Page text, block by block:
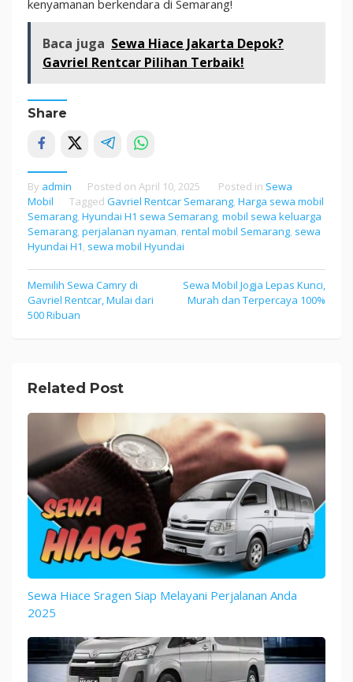
kenyamanan berkendara di Semarang!
Baca juga Sewa Hiace Jakarta Depok?
Gavriel Rentcar Pilihan Terbaik!
Share
By admin Posted on April 10, 2025 Posted in Sewa
Mobil
Tagged Gavriel Rentcar Semarang, Harga sewa mobil
Semarang, Hyundai H1 sewa Semarang, mobil sewa keluarga
Semarang, perjalanan nyaman, rental mobil Semarang, sewa
Hyundai H1, sewa mobil Hyundai
Post
navigation
Memilih Sewa Camry di
Gavriel Rentcar, Mulai dari
500 Ribuan
Sewa Mobil Jogja Lepas Kunci,
Murah dan Terpercaya 100%
Related Post
Sewa Hiace Sragen Siap Melayani Perjalanan Anda
2025